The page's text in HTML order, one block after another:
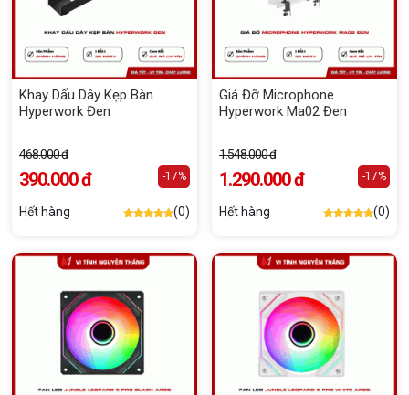
Khay Dấu Dây Kẹp Bàn
Hyperwork Đen
468.000 đ
390.000 đ -17%
Hết hàng (0)
Giá Đỡ Microphone
Hyperwork Ma02 Đen
1.548.000 đ
1.290.000 đ -17%
Hết hàng (0)